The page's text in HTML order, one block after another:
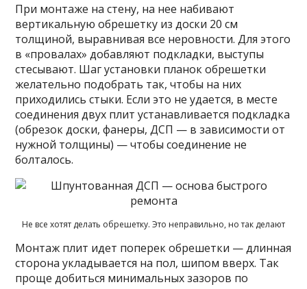
При монтаже на стену, на нее набивают
вертикальную обрешетку из доски 20 см
толщиной, выравнивая все неровности. Для этого
в «провалах» добавляют подкладки, выступы
стесывают. Шаг установки планок обрешетки
желательно подобрать так, чтобы на них
приходились стыки. Если это не удается, в месте
соединения двух плит устанавливается подкладка
(обрезок доски, фанеры, ДСП — в зависимости от
нужной толщины) — чтобы соединение не
болталось.
Не все хотят делать обрешетку. Это неправильно, но так делают
Монтаж плит идет поперек обрешетки — длинная
сторона укладывается на пол, шипом вверх. Так
проще добиться минимальных зазоров по